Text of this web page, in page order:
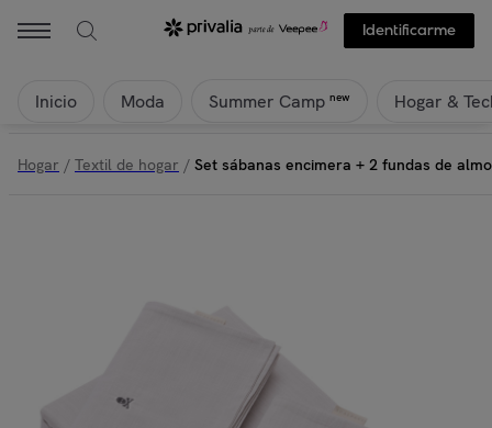
Identificarme
Inicio Moda Summer Camp new Hogar &
Hogar / Textil de hogar / Set sábanas encimera + 2 fundas de